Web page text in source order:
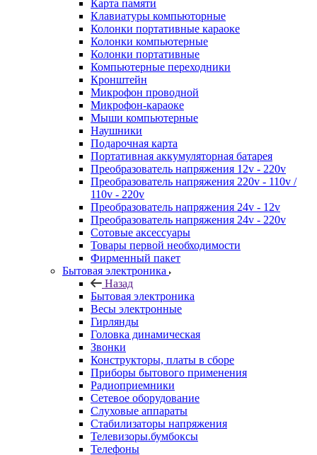
Карта памяти
Клавиатуры компьюторные
Колонки портативные караоке
Колонки компьютерные
Колонки портативные
Компьютерные переходники
Кронштейн
Микрофон проводной
Микрофон-караоке
Мыши компьютерные
Наушники
Подарочная карта
Портативная аккумуляторная батарея
Преобразователь напряжения 12v - 220v
Преобразователь напряжения 220v - 110v /
110v - 220v
Преобразователь напряжения 24v - 12v
Преобразователь напряжения 24v - 220v
Сотовые аксессуары
Товары первой необходимости
Фирменный пакет
Бытовая электроника
Назад
Бытовая электроника
Весы электронные
Гирлянды
Головка динамическая
Звонки
Конструкторы, платы в сборе
Приборы бытового применения
Радиоприемники
Сетевое оборудование
Слуховые аппараты
Стабилизаторы напряжения
Телевизоры.бумбоксы
Телефоны